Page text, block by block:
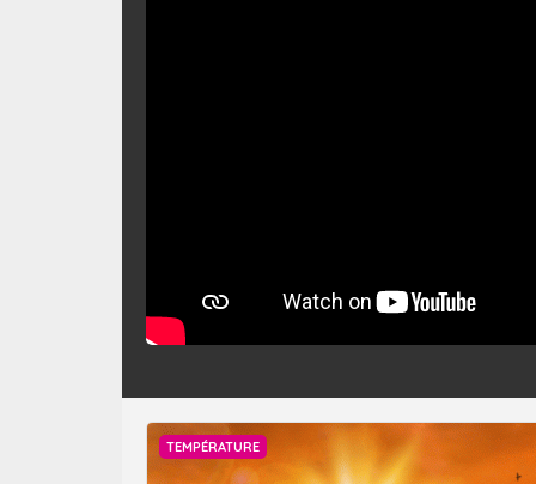
TEMPÉRATURE